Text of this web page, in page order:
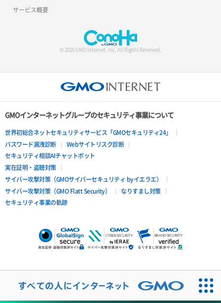
ロードバランサー追加
サービス概要
© 2026 GMO Internet, Inc. All Rights Reserved.
GMOインターネットグループのセキュリティ事業について
世界初総合ネットセキュリティサービス「GMOセキュリティ24」
パスワード漏洩診断
Webサイトリスク診断
セキュリティ相談AIチャットボット
実在証明・盗聴対策
サイバー攻撃対策（GMOサイバーセキュリティ byイエラエ）
サイバー攻撃対策（GMO Flatt Security）
なりすまし対策
セキュリティ事業の軌跡